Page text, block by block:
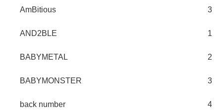
AmBitious 3
AND2BLE 1
BABYMETAL 2
BABYMONSTER 3
back number 4